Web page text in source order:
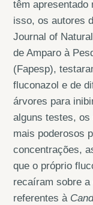
têm apresentado
isso, os autores
Journal of
de Amparo à
(Fapesp),
fluconazol e de
árvores para
alguns testes,
mais poderosos
concentrações,
que o próprio
recaíram sobre a
referentes à